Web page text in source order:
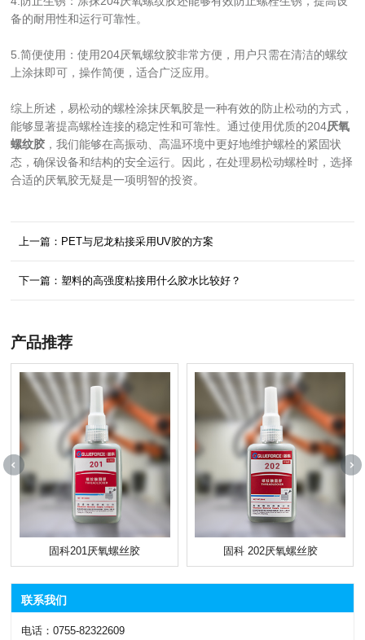
备的耐用性和运行可靠性。
5.简便使用：使用204厌氧螺纹胶非常方便，用户只需在清洁的螺纹
上涂抹即可，操作简便，适合广泛应用。
综上所述，易松动的螺栓涂抹厌氧胶是一种有效的防止松动的方式，
能够显著提高螺栓连接的稳定性和可靠性。通过使用优质的204厌氧
螺纹胶 ，我们能够在高振动、高温环境中更好地维护螺栓的紧固状
态，确保设备和结构的安全运行。因此，在处理易松动螺栓时，选择
合适的厌氧胶无疑是一项明智的投资。
上一篇：PET与尼龙粘接采用UV胶的方案
下一篇：塑料的高强度粘接用什么胶水比较好？
产品推荐
固科201厌氧螺丝胶 固科 202厌氧螺丝胶
联系我们
电话：0755-82322609